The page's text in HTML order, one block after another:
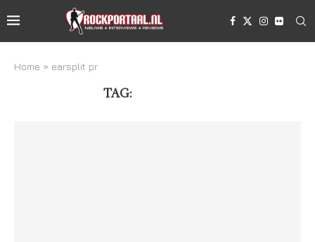
Home » earsplit pr
TAG: